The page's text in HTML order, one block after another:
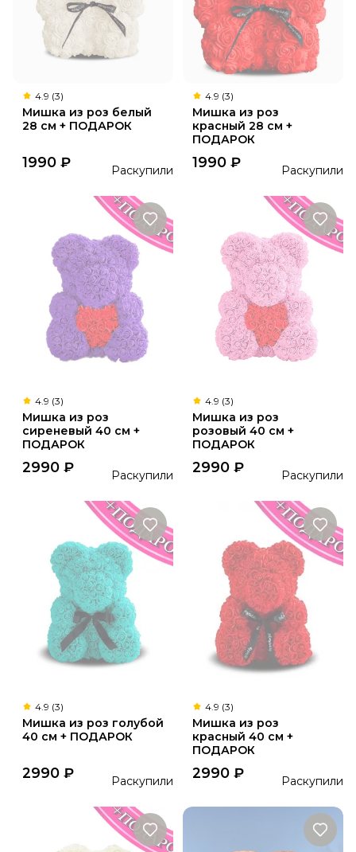
4.9 (3)
Мишка из роз белый
28 см + ПОДАРОК
1990 ₽ Раскупили
4.9 (3)
Мишка из роз
красный 28 см +
ПОДАРОК
1990 ₽ Раскупили
4.9 (3)
Мишка из роз
сиреневый 40 см +
ПОДАРОК
2990 ₽ Раскупили
4.9 (3)
Мишка из роз
розовый 40 см +
ПОДАРОК
2990 ₽ Раскупили
4.9 (3)
Мишка из роз голубой
40 см + ПОДАРОК
2990 ₽ Раскупили
4.9 (3)
Мишка из роз
красный 40 см +
ПОДАРОК
2990 ₽ Раскупили